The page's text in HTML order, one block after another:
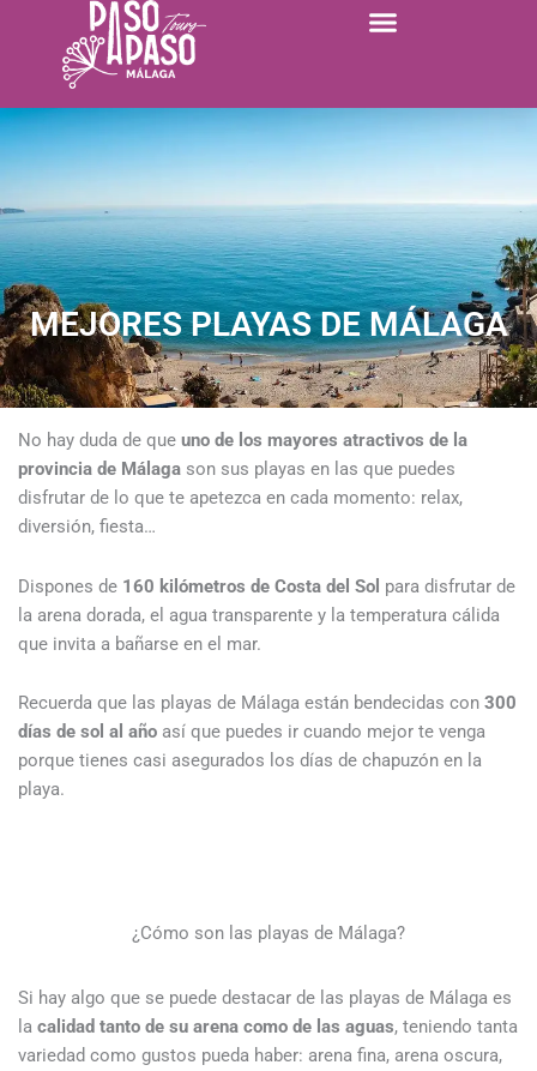
contenido
MEJORES PLAYAS DE MÁLAGA
No hay duda de que uno de los mayores atractivos de la
provincia de Málaga son sus playas en las que puedes
disfrutar de lo que te apetezca en cada momento: relax,
diversión, fiesta…
Dispones de 160 kilómetros de Costa del Sol para disfrutar de
la arena dorada, el agua transparente y la temperatura cálida
que invita a bañarse en el mar.
Recuerda que las playas de Málaga están bendecidas con 300
días de sol al año así que puedes ir cuando mejor te venga
porque tienes casi asegurados los días de chapuzón en la
playa.
¿Cómo son las playas de Málaga?
Si hay algo que se puede destacar de las playas de Málaga es
la calidad tanto de su arena como de las aguas, teniendo tanta
variedad como gustos pueda haber: arena fina, arena oscura,